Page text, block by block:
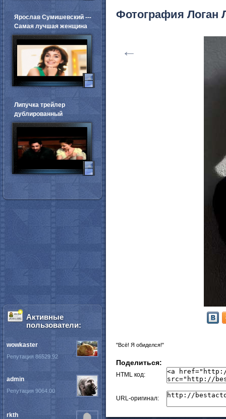
Фотография Логан
←
"Всё! Я обиделся!"
Поделиться:
HTML код:
URL-оригинал:
Ярослав Сумишевский ---
Самая лучшая женщина
Липучка трейлер
дублированный
Активные
пользователи:
wowkaster
Репутация 86529.92
admin
Репутация 9064.00
rkth